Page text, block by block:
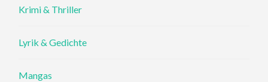
Krimi & Thriller
Lyrik & Gedichte
Mangas